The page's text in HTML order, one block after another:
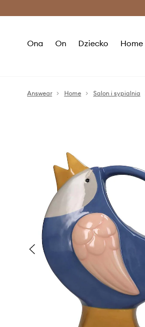
Ona On Dziecko Home
Answear Home Salon i sypialnia